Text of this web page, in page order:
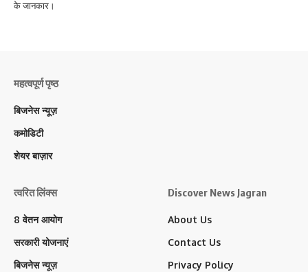
के जानकार।
महत्वपूर्ण पृष्ठ
बिजनेस न्यूज़
कमोडिटी
शेयर बाज़ार
त्वरित लिंक्स
8 वेतन आयोग
सरकारी योजनाएं
बिजनेस न्यूज़
Discover News Jagran
About Us
Contact Us
Privacy Policy